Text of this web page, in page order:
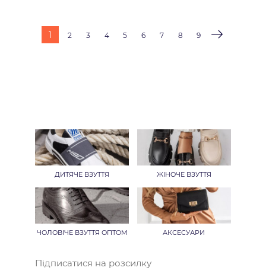
1 2 3 4 5 6 7 8 9
Підписатися на розсилку
ДИТЯЧЕ ВЗУТТЯ ЖІНОЧЕ ВЗУТТЯ
ЧОЛОВІЧЕ ВЗУТТЯ ОПТОМ АКСЕСУАРИ